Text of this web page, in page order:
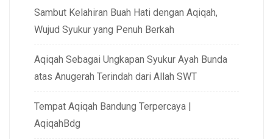
Sambut Kelahiran Buah Hati dengan Aqiqah,
Wujud Syukur yang Penuh Berkah
Aqiqah Sebagai Ungkapan Syukur Ayah Bunda
atas Anugerah Terindah dari Allah SWT
Tempat Aqiqah Bandung Terpercaya |
AqiqahBdg